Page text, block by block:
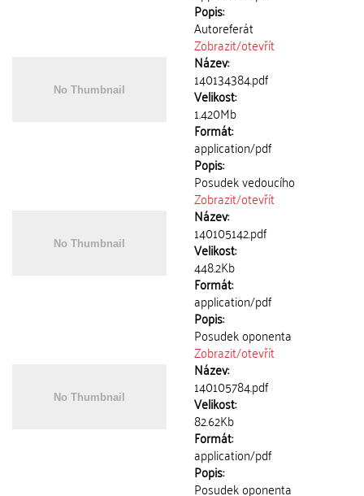
Popis:
Autoreferát
Zobrazit/otevřít
Název:
140134384.pdf
Velikost:
1.420Mb
Formát:
application/pdf
Popis:
Posudek vedoucího
Zobrazit/otevřít
Název:
140105142.pdf
Velikost:
448.2Kb
Formát:
application/pdf
Popis:
Posudek oponenta
Zobrazit/otevřít
Název:
140105784.pdf
Velikost:
82.62Kb
Formát:
application/pdf
Popis:
Posudek oponenta